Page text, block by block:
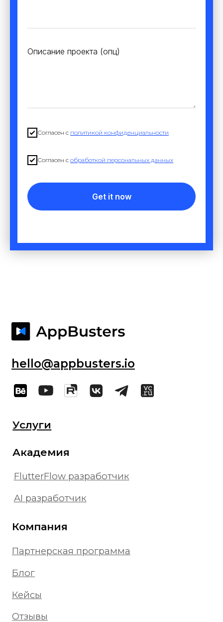
Описание проекта (опц)
Согласен с политикой конфиденциальности
Согласен с обработкой персональных данных
Get it now